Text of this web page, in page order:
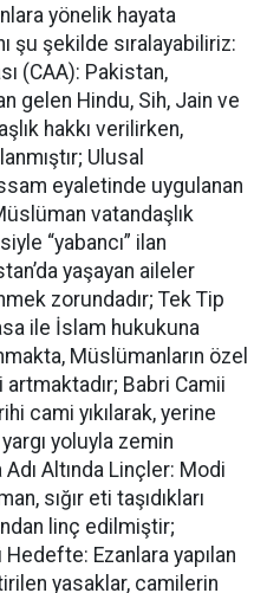
yönelik hayata
şu şekilde sıralayabiliriz:
(CAA): Pakistan,
gelen Hindu, Sih, Jain ve
hakkı verilirken,
Ulusal
eyaletinde uygulanan
vatandaşlık
“yabancı” ilan
yaşayan aileler
zorundadır; Tek Tip
ile İslam hukukuna
Müslümanların özel
Babri Camii
cami yıkılarak, yerine
yargı yoluyla zemin
Adı Altında Linçler: Modi
sığır eti taşıdıkları
linç edilmiştir;
Ezanlara yapılan
yasaklar, camilerin